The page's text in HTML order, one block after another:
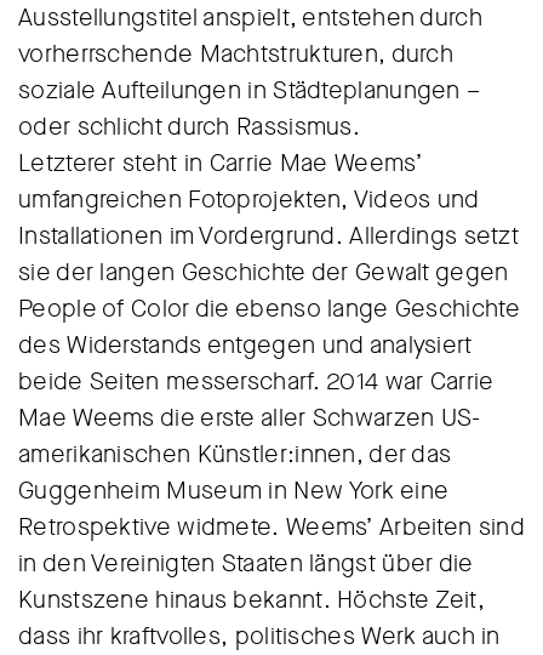
Ausstellungstitel anspielt, entstehen durch
vorherrschende Machtstrukturen, durch
soziale Aufteilungen in Städteplanungen –
oder schlicht durch Rassismus.
Letzterer steht in Carrie Mae Weems’
umfangreichen Fotoprojekten, Videos und
Installationen im Vordergrund. Allerdings setzt
sie der langen Geschichte der Gewalt gegen
People of Color die ebenso lange Geschichte
des Widerstands entgegen und analysiert
beide Seiten messerscharf. 2014 war Carrie
Mae Weems die erste aller Schwarzen US-
amerikanischen Künstler:innen, der das
Guggenheim Museum in New York eine
Retrospektive widmete. Weems’ Arbeiten sind
in den Vereinigten Staaten längst über die
Kunstszene hinaus bekannt. Höchste Zeit,
dass ihr kraftvolles, politisches Werk auch in